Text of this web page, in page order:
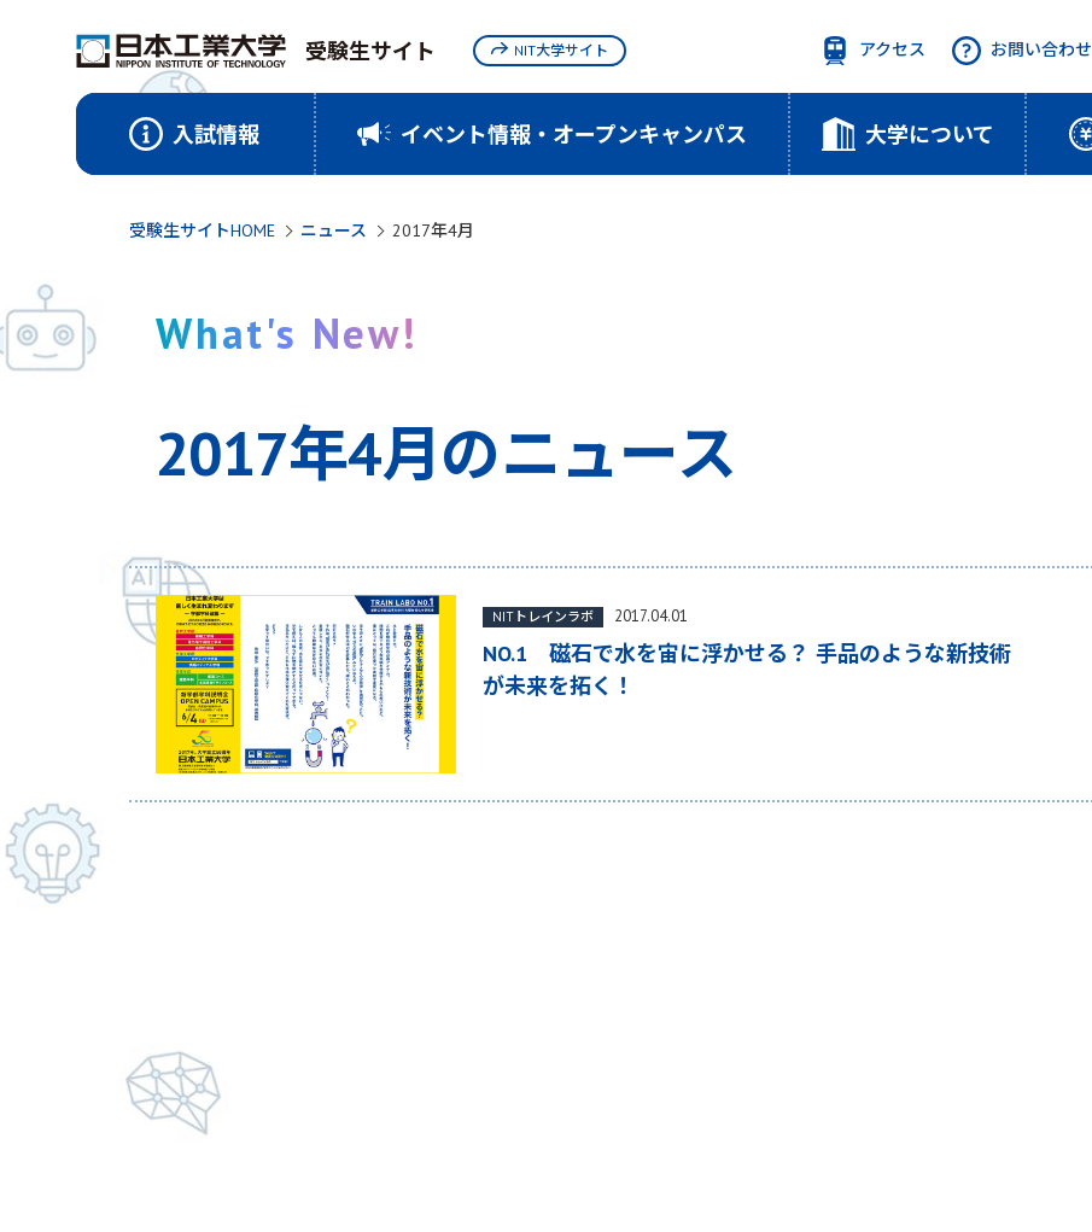
受験生サイト
入試情報 イベント情報・オープンキャンパス 大学について
アクセス お問い合わせ
NIT大学サイト
受験生サイトHOME ニュース 2017年4月
What's New!
2017年4月のニュース
NO.1 磁石で水を宙に浮かせる？ 手品のような新技術
が未来を拓く！
NITトレインラボ 2017.04.01